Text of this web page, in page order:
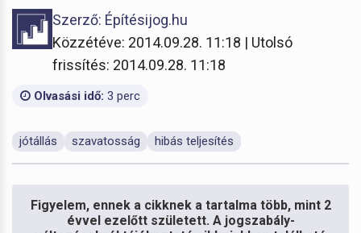
Szerző: Építésijog.hu
Közzétéve: 2014.09.28. 11:18 | Utolsó
frissítés: 2014.09.28. 11:18
Olvasási idő: 3 perc
jótállás szavatosság hibás teljesítés
Figyelem, ennek a cikknek a tartalma több, mint 2
évvel ezelőtt született. A jogszabály-